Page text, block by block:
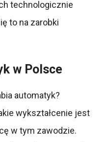
technologicznie
to na zarobki
w Polsce
automatyk?
wykształcenie jest
w tym zawodzie.